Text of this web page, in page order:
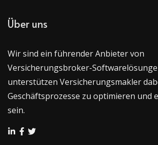
Über uns
Wir sind ein führender Anbieter von
Versicherungsbroker-
unterstützen Versicherungsmakler
Geschäftsprozesse zu optimieren und
sein.